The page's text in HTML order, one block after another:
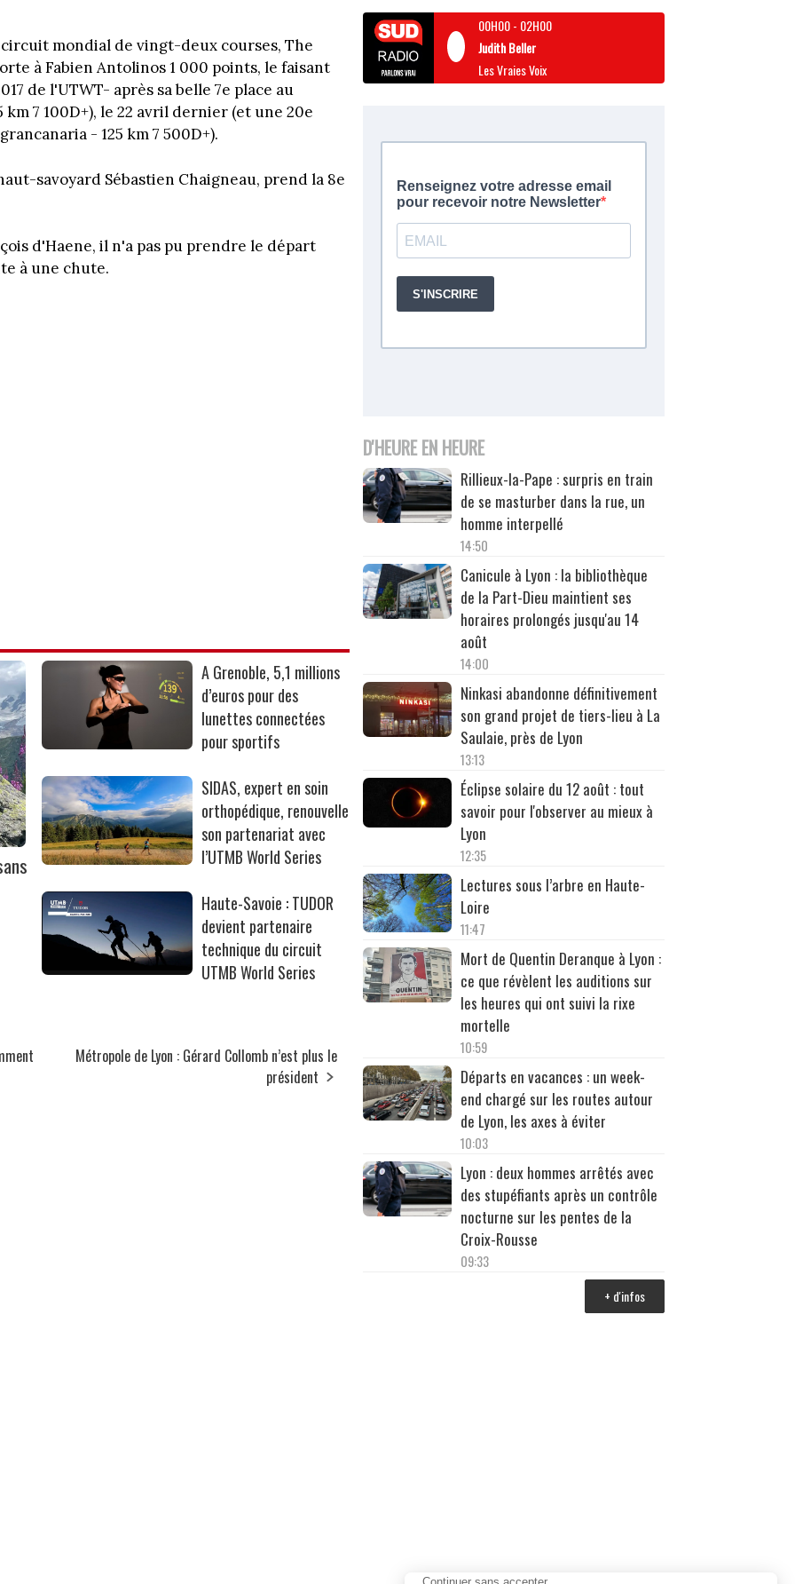
mondial de vingt-deux courses, The
à Fabien Antolinos 1 000 points, le faisant
de l'UTWT- après sa belle 7e place au
7 100D+), le 22 avril dernier (et une 20e
- 125 km 7 500D+).
savoyard Sébastien Chaigneau, prend la 8e
d'Haene, il n'a pas pu prendre le départ
à une chute.
A Grenoble, 5,1 millions
d’euros pour des
lunettes connectées
pour sportifs
SIDAS, expert en soin
orthopédique, renouvelle
son partenariat avec
l’UTMB World Series
Haute-Savoie : TUDOR
devient partenaire
technique du circuit
UTMB World Series
Métropole de Lyon : Gérard Collomb n’est plus le
président
00H00- 02H00
Judith Beller
Les Vraies Voix
D'HEURE EN HEURE
Rillieux-la-Pape : surpris en train
de se masturber dans la rue, un
homme interpellé
14:50
Canicule à Lyon : la bibliothèque
de la Part-Dieu maintient ses
horaires prolongés jusqu'au 14
août
14:00
Ninkasi abandonne définitivement
son grand projet de tiers-lieu à La
Saulaie, près de Lyon
13:13
Éclipse solaire du 12 août : tout
savoir pour l'observer au mieux à
Lyon
12:35
Lectures sous l’arbre en Haute-
Loire
11:47
Mort de Quentin Deranque à Lyon :
ce que révèlent les auditions sur
les heures qui ont suivi la rixe
mortelle
10:59
Départs en vacances : un week-
end chargé sur les routes autour
de Lyon, les axes à éviter
10:03
Lyon : deux hommes arrêtés avec
des stupéfiants après un contrôle
nocturne sur les pentes de la
Croix-Rousse
09:33
+ d'infos